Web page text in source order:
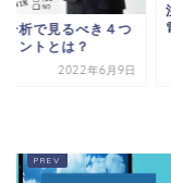
分析で見るべき４つ
イントとは？
2022年6月9日